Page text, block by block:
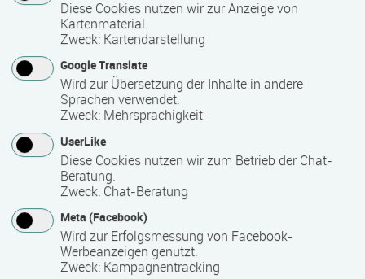
Ökonomische Grundkenntnisse:
Zusammenhänge verstehen - betrieblich aktiv
werden!
Termin
17.08.2026 - 21.08.2026
Ort
13595 Berlin
Zeitmuster
Vollzeit
Lehr- und Lernform
Präsenzveranstaltung
Keramik, Yoga und Mee(h)r
Termin
17.08.2026 - 21.08.2026
Ort
17509 Lubmin
Zeitmuster
Lehr- und Lernform
Diese Cookies nutzen wir zur Anzeige von
Kartenmaterial.
Zweck: Kartendarstellung
Google Translate
Wird zur Übersetzung der Inhalte in andere
Sprachen verwendet.
Zweck: Mehrsprachigkeit
UserLike
Diese Cookies nutzen wir zum Betrieb der Chat-
Beratung.
Zweck: Chat-Beratung
Meta (Facebook)
Wird zur Erfolgsmessung von Facebook-
Werbeanzeigen genutzt.
Zweck: Kampagnentracking